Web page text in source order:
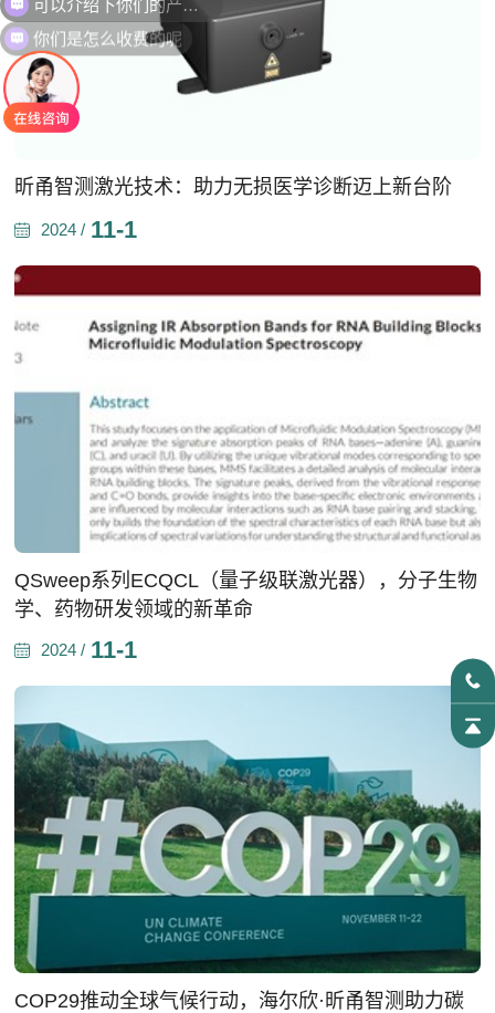
昕甬智测激光技术：助力无损医学诊断迈上新台阶
2024 / 11-1
QSweep系列ECQCL（量子级联激光器），分子生物
学、药物研发领域的新革命
2024 / 11-1
COP29推动全球气候行动，海尔欣·昕甬智测助力碳
你们是怎么收费的呢